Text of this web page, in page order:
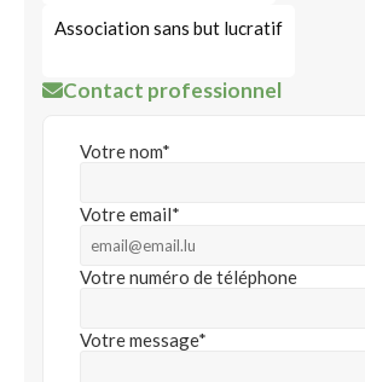
Association sans but lucratif
Contact professionnel
Votre nom*
Votre email*
Votre numéro de téléphone
Votre message*